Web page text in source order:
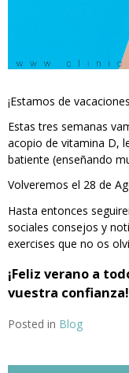
¡Estamos de
Estas tres semanas
acopio de vitamina D,
batiente (enseñando
Volveremos el 28 de
Hasta entonces
sociales consejos y
exercises que no os
¡Feliz verano a
vuestra confianza!
Posted in Blog
Navegación